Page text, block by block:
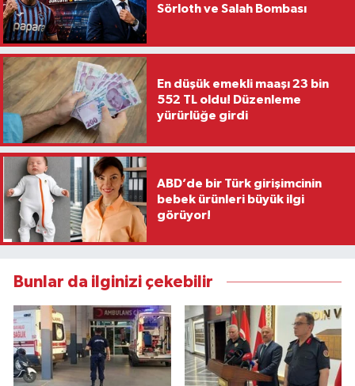
Sörloth ve Salah Bombası
En düşük emekli maaşı 23 bin
552 TL oldu! Düzenleme
yürürlüğe girdi
ABD’de bir Türk girişimcinin
bebek ürünleri büyük ilgi
görüyor!
Bunlar da ilginizi çekebilir